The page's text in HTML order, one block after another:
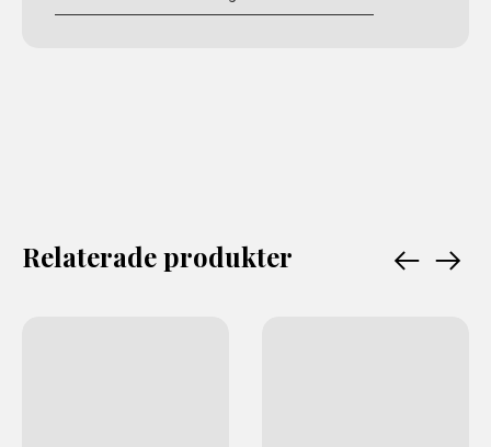
Relaterade produkter